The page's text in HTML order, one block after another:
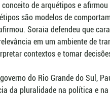
de arquétipos e
são modelos de
Soraia defendeu que
em um ambiente de
contextos e tomar
do Rio Grande do Sul,
da pluralidade na política e na